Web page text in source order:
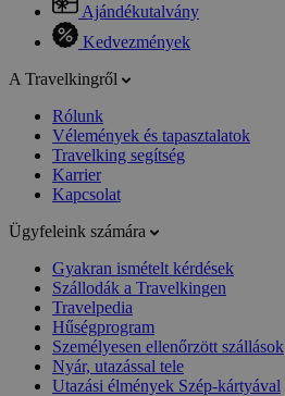
Ajándékutalvány
Kedvezmények
A Travelkingről
Rólunk
Vélemények és tapasztalatok
Travelking segítség
Karrier
Kapcsolat
Ügyfeleink számára
Gyakran ismételt kérdések
Szállodák a Travelkingen
Travelpedia
Hűségprogram
Személyesen ellenőrzött szállások
Nyár, utazással tele
Utazási élmények Szép-kártyával